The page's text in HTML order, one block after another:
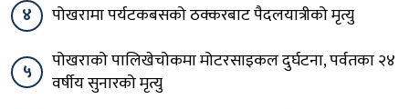
४
पोखरामा पर्यटकबसको ठक्करबाट पैदलयात्रीको मृत्यु
५
पोखराको पालिखेचोकमा मोटरसाइकल दुर्घटना, पर्वतका २४
वर्षीय सुनारको मृत्यु